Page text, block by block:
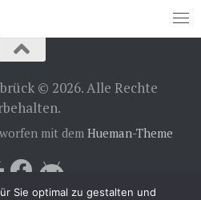
© 2026. Alle Rechte
mit demHueman-Theme
Sie optimal zu gestalten und